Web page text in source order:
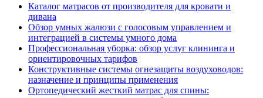
Каталог матрасов от производителя для кровати и
дивана
Обзор умных жалюзи с голосовым управлением и
интеграцией в системы умного дома
Профессиональная уборка: обзор услуг клининга и
ориентировочных тарифов
Конструктивные системы огнезащиты воздуховодов:
назначение и принципы применения
Ортопедический жесткий матрас для спины: